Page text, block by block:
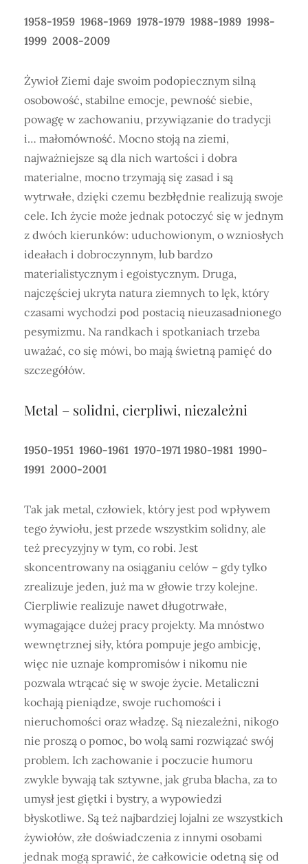
1958-1959 1968-1969 1978-1979 1988-1989 1998-
1999 2008-2009
Żywioł Ziemi daje swoim podopiecznym silną
osobowość, stabilne emocje, pewność siebie,
powagę w zachowaniu, przywiązanie do tradycji
i… małomówność. Mocno stoją na ziemi,
najważniejsze są dla nich wartości i dobra
materialne, mocno trzymają się zasad i są
wytrwałe, dzięki czemu bezbłędnie realizują swoje
cele. Ich życie może jednak potoczyć się w jednym
z dwóch kierunków: uduchowionym, o wzniosłych
ideałach i dobroczynnym, lub bardzo
materialistycznym i egoistycznym. Druga,
najczęściej ukryta natura ziemnych to lęk, który
czasami wychodzi pod postacią nieuzasadnionego
pesymizmu. Na randkach i spotkaniach trzeba
uważać, co się mówi, bo mają świetną pamięć do
szczegółów.
Metal – solidni, cierpliwi, niezależni
1950-1951 1960-1961 1970-1971 1980-1981 1990-
1991 2000-2001
Tak jak metal, człowiek, który jest pod wpływem
tego żywiołu, jest przede wszystkim solidny, ale
też precyzyjny w tym, co robi. Jest
skoncentrowany na osiąganiu celów – gdy tylko
zrealizuje jeden, już ma w głowie trzy kolejne.
Cierpliwie realizuje nawet długotrwałe,
wymagające dużej pracy projekty. Ma mnóstwo
wewnętrznej siły, która pompuje jego ambicję,
więc nie uznaje kompromisów i nikomu nie
pozwala wtrącać się w swoje życie. Metaliczni
kochają pieniądze, swoje ruchomości i
nieruchomości oraz władzę. Są niezależni, nikogo
nie proszą o pomoc, bo wolą sami rozwiązać swój
problem. Ich zachowanie i poczucie humoru
zwykle bywają tak sztywne, jak gruba blacha, za to
umysł jest giętki i bystry, a wypowiedzi
błyskotliwe. Są też najbardziej lojalni ze wszystkich
żywiołów, złe doświadczenia z innymi osobami
jednak mogą sprawić, że całkowicie odetną się od